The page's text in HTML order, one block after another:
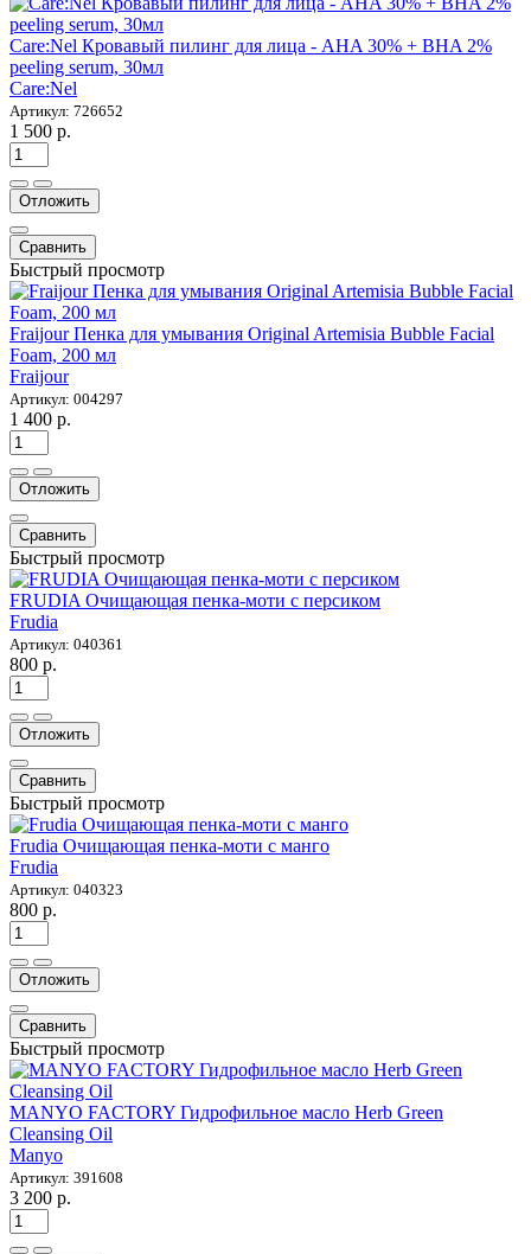
Care:Nel Кровавый пилинг для лица - AHA 30% + BHA 2%
peeling serum, 30мл
Care:Nel
Артикул: 726652
1 500 р.
Отложить
Сравнить
Быстрый просмотр
Fraijour Пенка для умывания Original Artemisia Bubble Facial
Foam, 200 мл
Fraijour
Артикул: 004297
1 400 р.
Отложить
Сравнить
Быстрый просмотр
FRUDIA Очищающая пенка-моти c персиком
Frudia
Артикул: 040361
800 р.
Отложить
Сравнить
Быстрый просмотр
Frudia Очищающая пенка-моти с манго
Frudia
Артикул: 040323
800 р.
Отложить
Сравнить
Быстрый просмотр
MANYO FACTORY Гидрофильное масло Herb Green
Cleansing Oil
Manyo
Артикул: 391608
3 200 р.